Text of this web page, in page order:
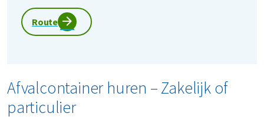
Route
Afvalcontainer huren – Zakelijk of
particulier